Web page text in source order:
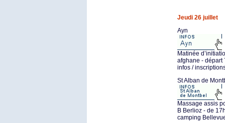
Jeudi 26 juillet
Ayn
Matinée
afghane - départ
infos /
St Alban de
Massage assis
B Berlioz - de
camping